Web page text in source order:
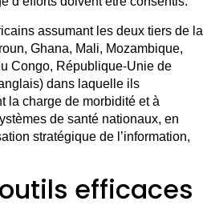
assumant les deux tiers de la
Ghana, Mali, Mozambique,
Congo, République-Unie de
dans laquelle ils
la charge de morbidité et à
de santé nationaux, en
stratégique de l’information,
efficaces